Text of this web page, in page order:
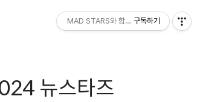
뉴스타즈
MAD STARS와 함께하세요!
구독하기